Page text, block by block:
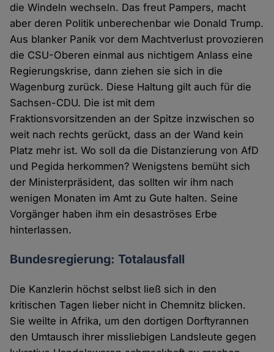
die Windeln wechseln. Das freut Pampers, macht
aber deren Politik unberechenbar wie Donald Trump.
Aus blanker Panik vor dem Machtverlust provozieren
die CSU-Oberen einmal aus nichtigem Anlass eine
Regierungskrise, dann ziehen sie sich in die
Wagenburg zurück. Diese Haltung gilt auch für die
Sachsen-CDU. Die ist mit dem
Fraktionsvorsitzenden an der Spitze inzwischen so
weit nach rechts gerückt, dass an der Wand kein
Platz mehr ist. Wo soll da die Distanzierung von AfD
und Pegida herkommen? Wenigstens bemüht sich
der Ministerpräsident, das sollten wir ihm nach
wenigen Monaten im Amt zu Gute halten. Seine
Vorgänger haben ihm ein desaströses Erbe
hinterlassen.
Bundesregierung: Totalausfall
Die Kanzlerin höchst selbst ließ sich in den
kritischen Tagen lieber nicht in Chemnitz blicken.
Sie weilte in Afrika, um den dortigen Dorftyrannen
den Umtausch ihrer missliebigen Landsleute gegen